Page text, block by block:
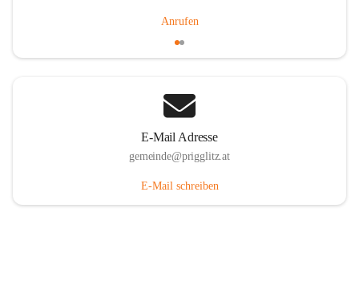
Anrufen
E-Mail Adresse
gemeinde@prigglitz.at
E-Mail schreiben